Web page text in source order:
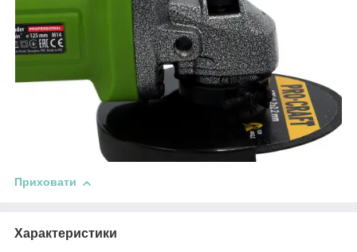
Приховати
Характеристики